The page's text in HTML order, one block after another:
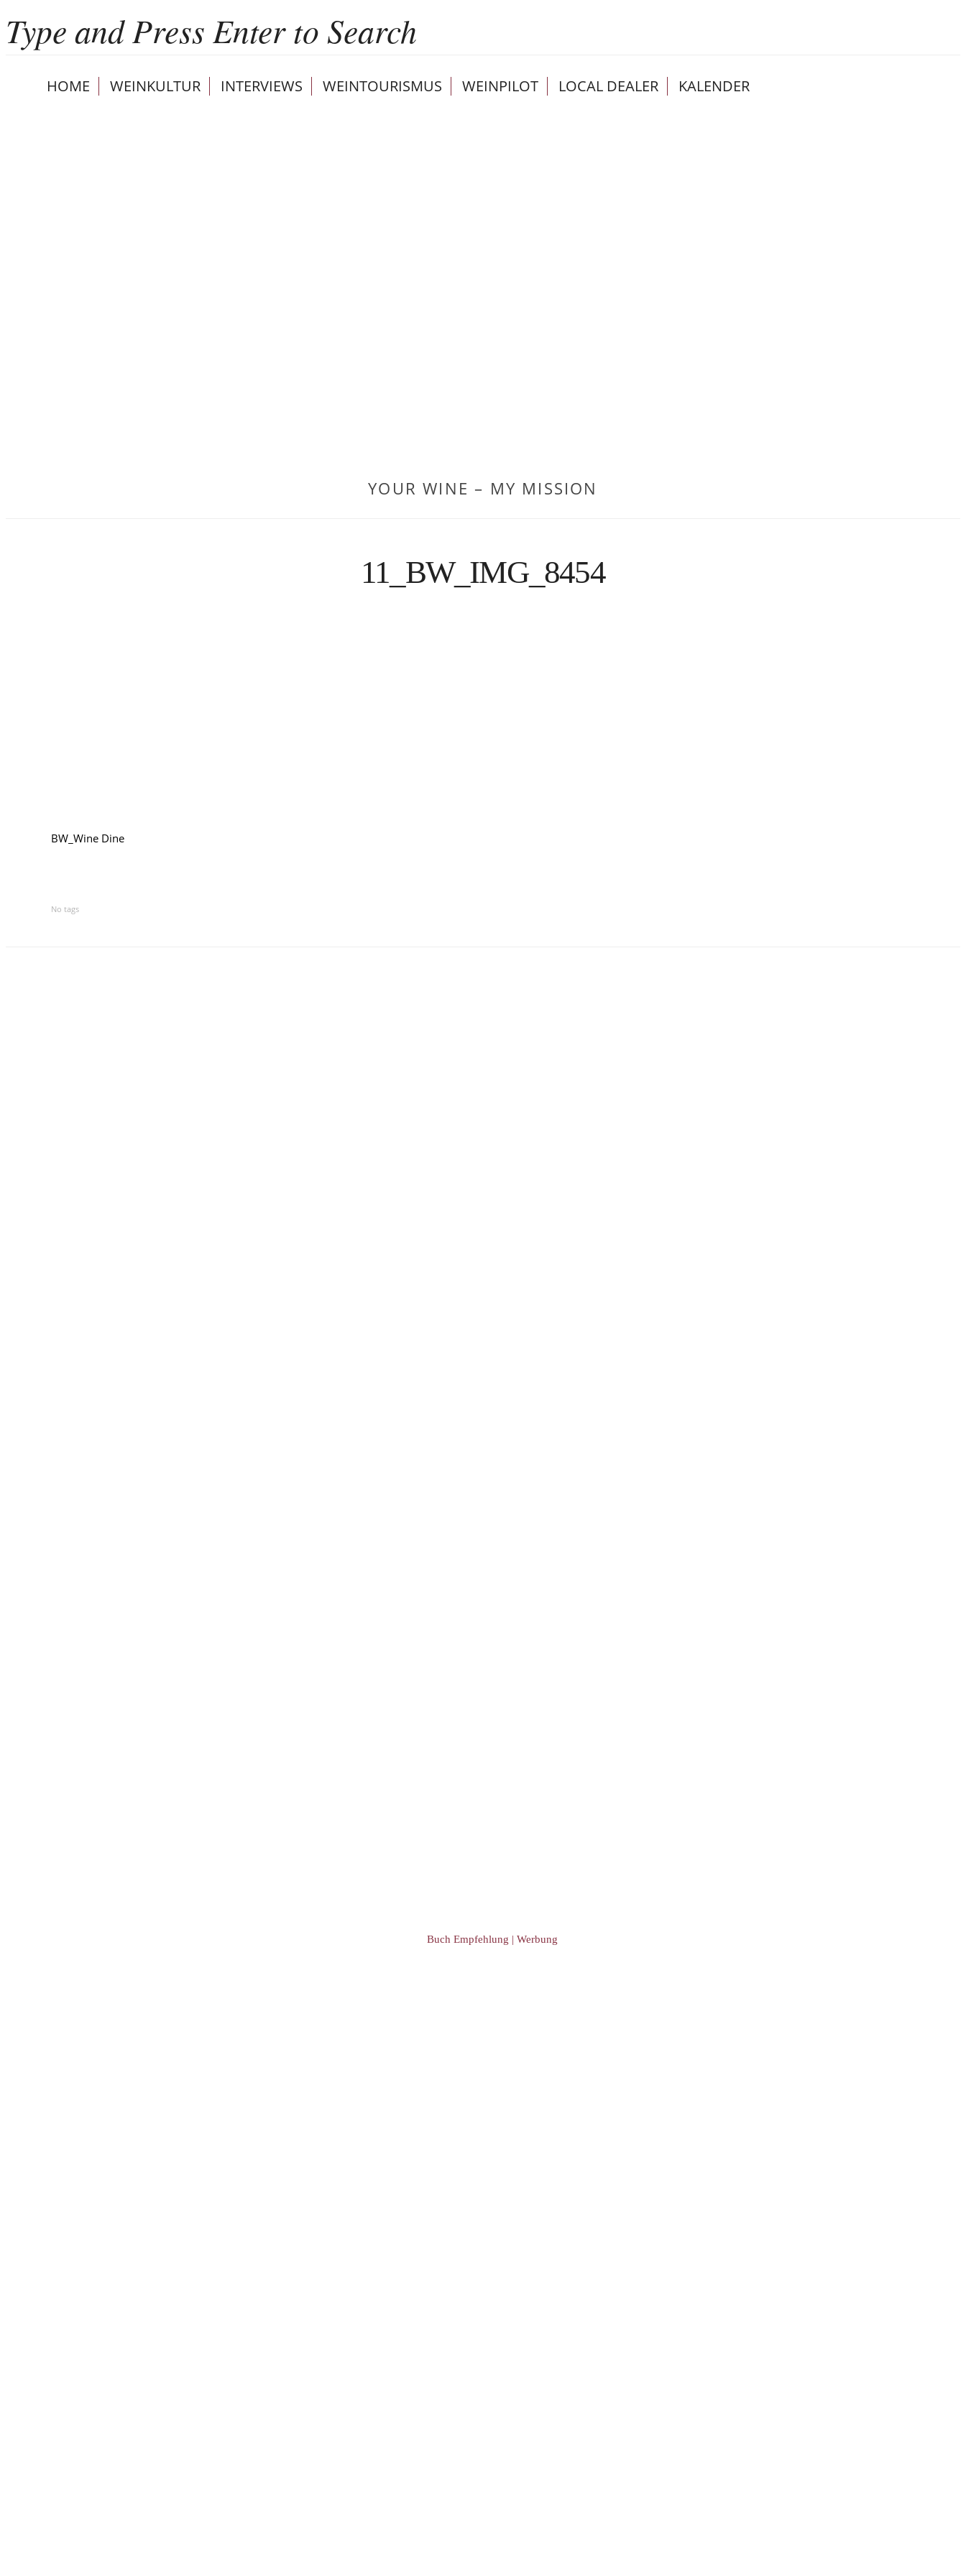
HOME WEINKULTUR INTERVIEWS WEINTOURISMUS WEINPILOT LOCAL DEALER KALENDER
YOUR WINE – MY MISSION
11_BW_IMG_8454
BW_Wine Dine
No tags
Buch Empfehlung | Werbung